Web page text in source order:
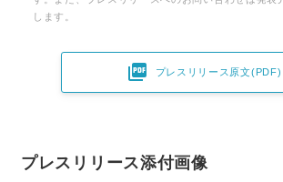
します。
 プレスリリース原文(PDF)
プレスリリース添付画像